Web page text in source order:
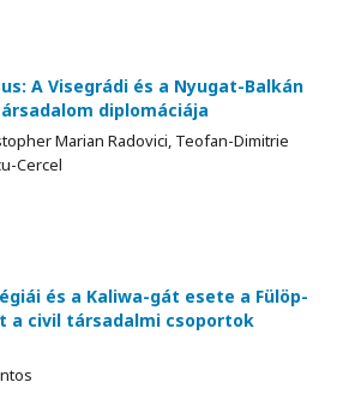
A Visegrádi és a Nyugat-Balkán
diplomáciája
Marian Radovici, Teofan-Dimitrie
Cercel
és a Kaliwa-gát esete a Fülöp-
a civil társadalmi csoportok